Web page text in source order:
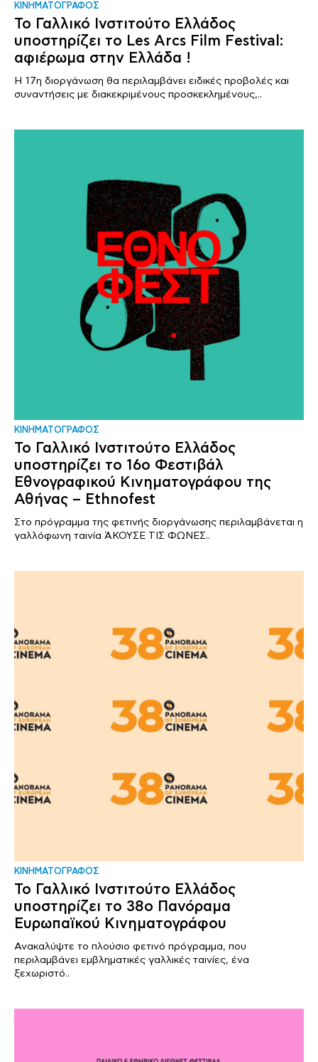
ΚΙΝΗΜΑΤΟΓΡΑΦΟΣ
Το Γαλλικό Ινστιτούτο Ελλάδος
υποστηρίζει το Les Arcs Film Festival:
αφιέρωμα στην Ελλάδα !
Η 17η διοργάνωση θα περιλαμβάνει ειδικές προβολές και
συναντήσεις με διακεκριμένους προσκεκλημένους,..
ΚΙΝΗΜΑΤΟΓΡΑΦΟΣ
Το Γαλλικό Ινστιτούτο Ελλάδος
υποστηρίζει το 16ο Φεστιβάλ
Εθνογραφικού Κινηματογράφου της
Αθήνας – Ethnofest
Στο πρόγραμμα της φετινής διοργάνωσης περιλαμβάνεται η
γαλλόφωνη ταινία ΆΚΟΥΣΕ ΤΙΣ ΦΩΝΕΣ..
ΚΙΝΗΜΑΤΟΓΡΑΦΟΣ
Το Γαλλικό Ινστιτούτο Ελλάδος
υποστηρίζει το 38ο Πανόραμα
Ευρωπαϊκού Κινηματογράφου
Ανακαλύψτε το πλούσιο φετινό πρόγραμμα, που
περιλαμβάνει εμβληματικές γαλλικές ταινίες, ένα
ξεχωριστό..